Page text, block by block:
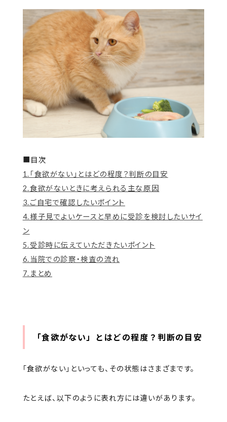
■目次
1.「食欲がない」とはどの程度？判断の目安
2.食欲がないときに考えられる主な原因
3.ご自宅で確認したいポイント
4.様子見でよいケースと早めに受診を検討したいサイ
ン
5.受診時に伝えていただきたいポイント
6.当院での診察・検査の流れ
7.まとめ
「食欲がない」とはどの程度？判断の目安
「食欲がない」といっても、その状態はさまざまです。
たとえば、以下のように表れ方には違いがあります。